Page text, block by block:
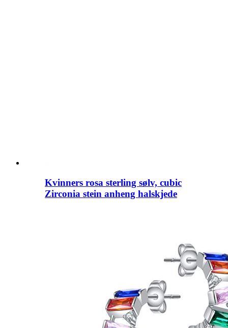
Kvinners rosa sterling sølv, cubic
Zirconia stein anheng halskjede